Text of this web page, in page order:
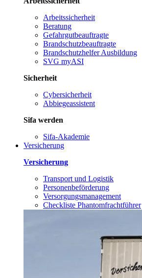
Arbeitssicherheit
Beratung
Gefahrgutbeauftragte
Brandschutzbeauftragte
Brandschutzhelfer Ausbildung
SVG myASI
Sicherheit
Cybersicherheit
Abbiegeassistent
Sifa werden
Sifa-Akademie
Versicherung
Versicherung
Transport und Logistik
Personenbeförderung
Versorgungsmanagement
Checkliste Phantomfrachtführer